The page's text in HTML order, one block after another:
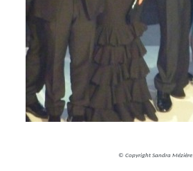
© Copyright Sandra Mézière